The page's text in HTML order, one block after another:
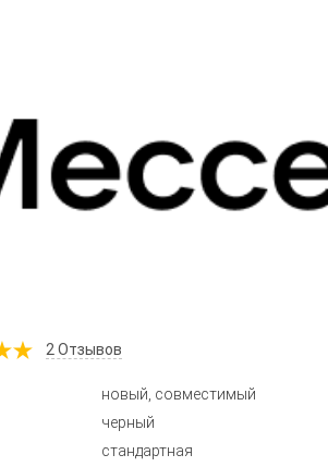
2Отзывов
новый, совместимый
черный
стандартная